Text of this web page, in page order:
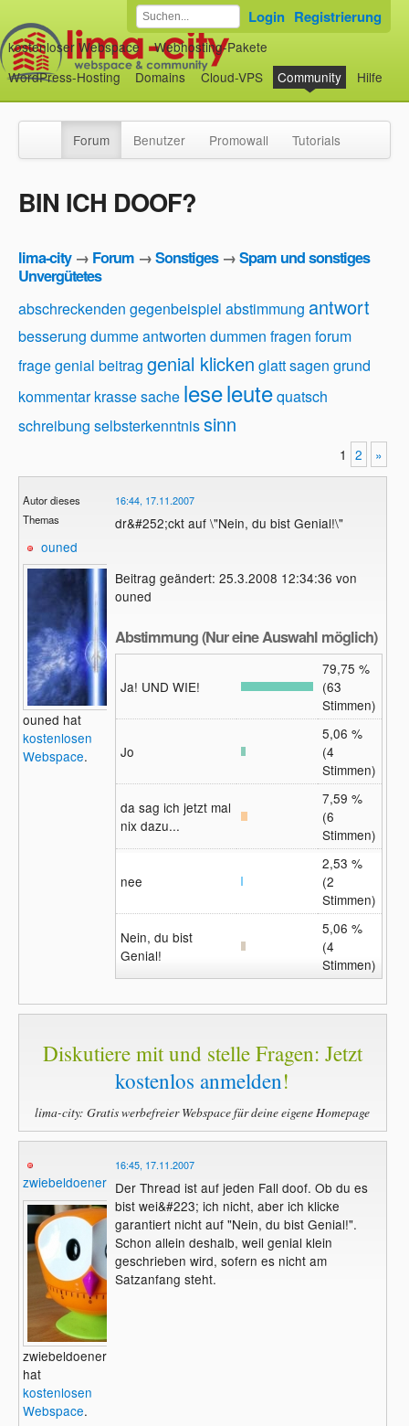
kostenloser Webspace
Webhosting-Pakete
WordPress-Hosting
Domains Cloud-VPS Community Hilfe
Login Registrierung
Forum Benutzer Promowall Tutorials
BIN ICH DOOF?
lima-city→ Forum →Sonstiges→Spam und sonstiges
Unvergütetes
abschreckenden gegenbeispiel abstimmung antwort
besserung dumme antworten dummen fragen forum
fragegenial beitrag genial klicken glatt sagen grund
kommentar krasse sache leseleutequatsch
schreibung selbsterkenntnissinn
1 2 »
Autor dieses
Themas
ouned
ouned hat
kostenlosen
Webspace.
16:44, 17.11.2007
dr&#252;ckt auf \"Nein, du bist Genial!\"
Beitrag geändert: 25.3.2008 12:34:36 von
ouned
Abstimmung (Nur eine Auswahl möglich)
Ja! UND WIE!
79,75 %
(63
Stimmen)
Jo
5,06 %
(4
Stimmen)
da sag ich jetzt mal
nix dazu...
7,59 %
(6
Stimmen)
nee
2,53 %
(2
Stimmen)
Nein, du bist
Genial!
5,06 %
(4
Stimmen)
Diskutiere mit und stelle Fragen: Jetzt
kostenlos anmelden!
lima-city: Gratis werbefreier Webspace für deine eigene Homepage
zwiebeldoener
zwiebeldoener
hat
kostenlosen
Webspace.
16:45, 17.11.2007
Der Thread ist auf jeden Fall doof. Ob du es
bist wei&#223; ich nicht, aber ich klicke
garantiert nicht auf "Nein, du bist Genial!".
Schon allein deshalb, weil genial klein
geschrieben wird, sofern es nicht am
Satzanfang steht.